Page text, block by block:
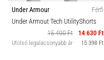
Under Armour
Férfi
Under Armout Tech UtilityShorts
15 400 Ft
14 630 Ft
Utolsó legalacsonyabb ár 15 398 Ft